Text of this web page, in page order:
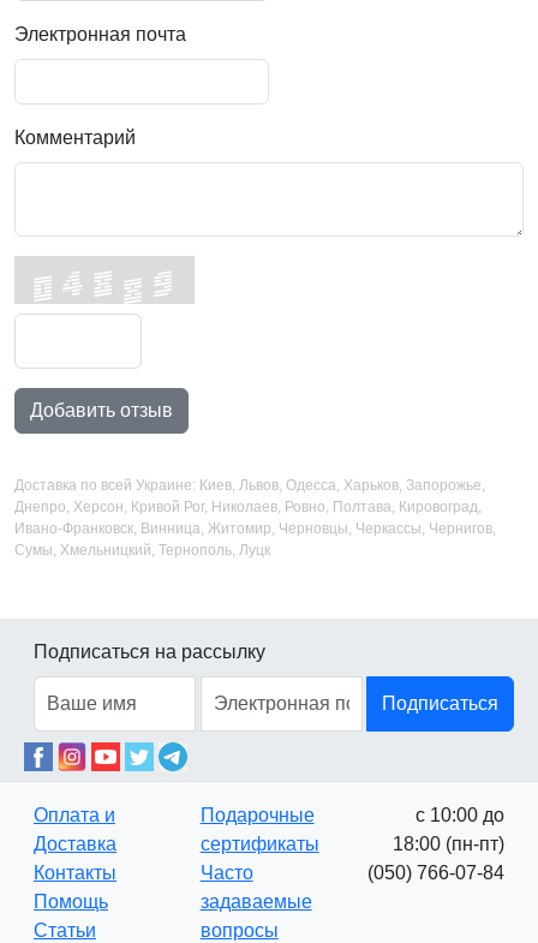
Электронная почта
Комментарий
Добавить отзыв
Доставка по всей Украине: Киев, Львов, Одесса, Харьков, Запорожье,
Днепро, Херсон, Кривой Рог, Николаев, Ровно, Полтава, Кировоград,
Ивано-Франковск, Винница, Житомир, Черновцы, Черкассы, Чернигов,
Сумы, Хмельницкий, Тернополь, Луцк
Подписаться на рассылку
Подписаться
Оплата и
Доставка
Контакты
Помощь
Статьи
Подарочные
сертификаты
Часто
задаваемые
вопросы
с 10:00 до
18:00 (пн-пт)
(050) 766-07-84